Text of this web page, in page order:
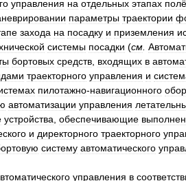
управления на отдельных этапах
параметры траектории
захода на посадку и приземления
системы посадки (см
бортовых средств входящих в
траекторного управления и
пилотажно-навигационного
автоматизации управления
устройства обеспечивающие
и директорного траекторного
систему автоматического
управления в